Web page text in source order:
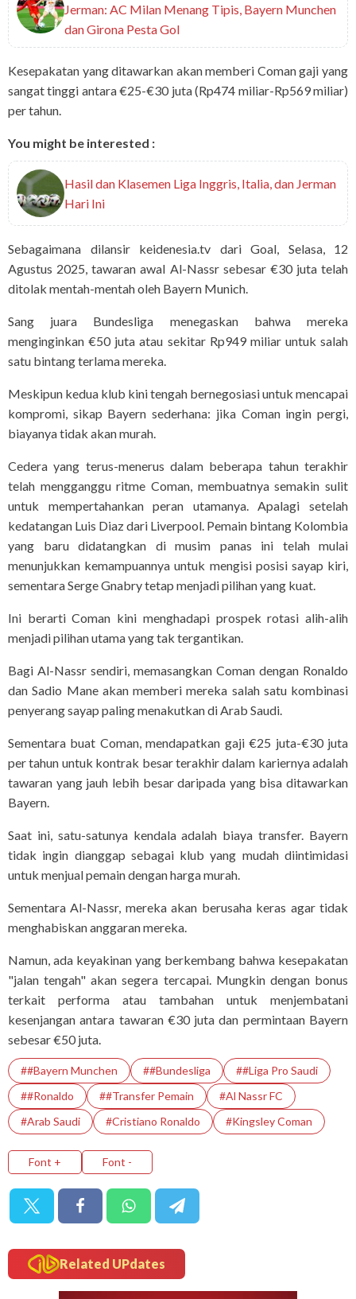
Jerman: AC Milan Menang Tipis, Bayern Munchen
dan Girona Pesta Gol
Kesepakatan yang ditawarkan akan memberi Coman gaji yang
sangat tinggi antara €25-€30 juta (Rp474 miliar-Rp569 miliar)
per tahun.
You might be interested :
Hasil dan Klasemen Liga Inggris, Italia, dan Jerman
Hari Ini
Sebagaimana dilansir keidenesia.tv dari Goal, Selasa, 12
Agustus 2025, tawaran awal Al-Nassr sebesar €30 juta telah
ditolak mentah-mentah oleh Bayern Munich.
Sang juara Bundesliga menegaskan bahwa mereka
menginginkan €50 juta atau sekitar Rp949 miliar untuk salah
satu bintang terlama mereka.
Meskipun kedua klub kini tengah bernegosiasi untuk mencapai
kompromi, sikap Bayern sederhana: jika Coman ingin pergi,
biayanya tidak akan murah.
Cedera yang terus-menerus dalam beberapa tahun terakhir
telah mengganggu ritme Coman, membuatnya semakin sulit
untuk mempertahankan peran utamanya. Apalagi setelah
kedatangan Luis Diaz dari Liverpool. Pemain bintang Kolombia
yang baru didatangkan di musim panas ini telah mulai
menunjukkan kemampuannya untuk mengisi posisi sayap kiri,
sementara Serge Gnabry tetap menjadi pilihan yang kuat.
Ini berarti Coman kini menghadapi prospek rotasi alih-alih
menjadi pilihan utama yang tak tergantikan.
Bagi Al-Nassr sendiri, memasangkan Coman dengan Ronaldo
dan Sadio Mane akan memberi mereka salah satu kombinasi
penyerang sayap paling menakutkan di Arab Saudi.
Sementara buat Coman, mendapatkan gaji €25 juta-€30 juta
per tahun untuk kontrak besar terakhir dalam kariernya adalah
tawaran yang jauh lebih besar daripada yang bisa ditawarkan
Bayern.
Saat ini, satu-satunya kendala adalah biaya transfer. Bayern
tidak ingin dianggap sebagai klub yang mudah diintimidasi
untuk menjual pemain dengan harga murah.
Sementara Al-Nassr, mereka akan berusaha keras agar tidak
menghabiskan anggaran mereka.
Namun, ada keyakinan yang berkembang bahwa kesepakatan
"jalan tengah" akan segera tercapai. Mungkin dengan bonus
terkait performa atau tambahan untuk menjembatani
kesenjangan antara tawaran €30 juta dan permintaan Bayern
sebesar €50 juta.
##Bayern Munchen ##Bundesliga
##Liga Pro Saudi
##Ronaldo
##Transfer Pemain
#Al Nassr FC
#Arab Saudi
#Cristiano Ronaldo #Kingsley Coman
Font + Font -
Related UPdates